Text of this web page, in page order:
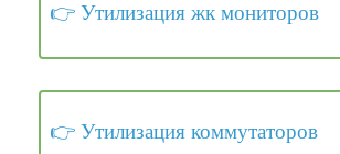
Утилизация жк мониторов
Утилизация коммутаторов